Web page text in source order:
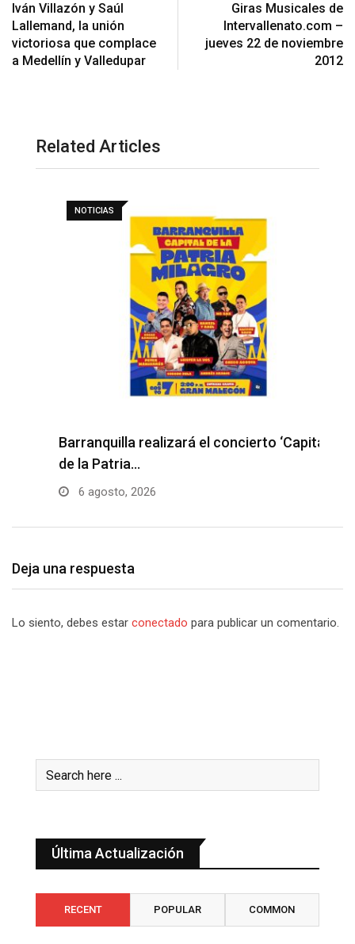
Iván Villazón y Saúl
Lallemand, la unión
victoriosa que complace
a Medellín y Valledupar
Giras Musicales de
Intervallenato.com –
jueves 22 de noviembre
2012
Related Articles
NOTICIAS
Barranquilla realizará el concierto ‘Capital
de la Patria…
6 agosto, 2026
Deja una respuesta
Lo siento, debes estar conectado para publicar un comentario.
Última Actualización
RECENT POPULAR COMMON